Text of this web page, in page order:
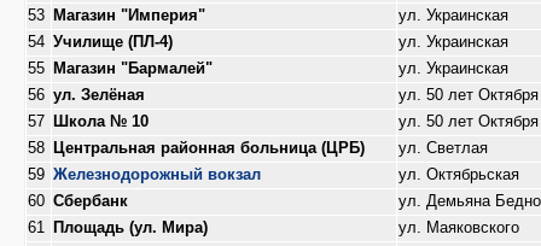
53
Магазин "Империя"
ул. Украинская
54 Училище (ПЛ-4)
ул. Украинская
55
Магазин "Бармалей"
ул. Украинская
56 ул. Зелёная
ул. 50 лет Октября
57
Школа № 10
ул. 50 лет Октября
58
Центральная районная больница (ЦРБ)
ул. Светлая
59 Железнодорожный вокзал
ул. Октябрьская
60 Сбербанк
ул. Демьяна
61
Площадь (ул. Мира) ул. Маяковского